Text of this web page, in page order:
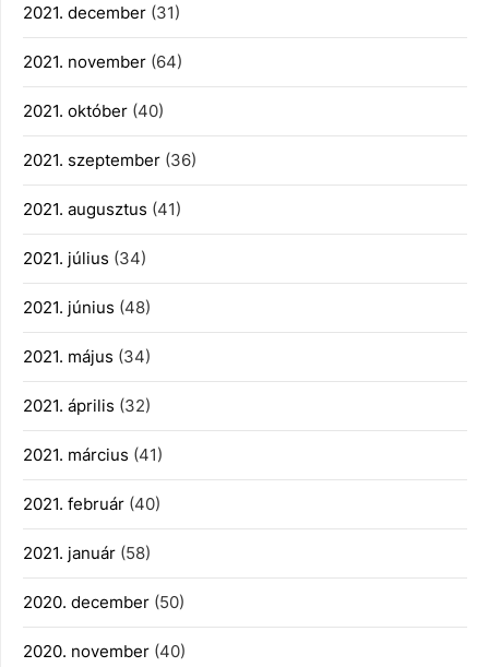
2021. december (31)
2021. november (64)
2021. október (40)
2021. szeptember (36)
2021. augusztus (41)
2021. július (34)
2021. június (48)
2021. május (34)
2021. április (32)
2021. március (41)
2021. február (40)
2021. január (58)
2020. december (50)
2020. november (40)